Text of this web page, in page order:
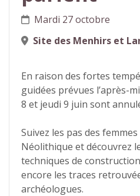
Mardi 27 octobre
Site des Menhirs et
En raison des fortes
guidées prévues l’après-
8 et jeudi 9 juin sont
Suivez les pas des
Néolithique et découvrez
techniques de
encore les traces
archéologues.